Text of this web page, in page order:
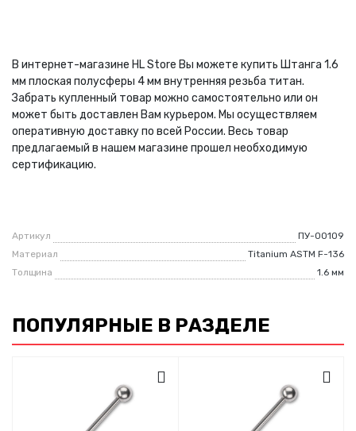
В интернет-магазине HL Store Вы можете купить Штанга 1.6
мм плоская полусферы 4 мм внутренняя резьба титан.
Забрать купленный товар можно самостоятельно или он
может быть доставлен Вам курьером. Мы осуществляем
оперативную доставку по всей России. Весь товар
предлагаемый в нашем магазине прошел необходимую
сертификацию.
Артикул
ПУ-00109
Материал
Titanium ASTM F-136
Толщина
1.6 мм
ПОПУЛЯРНЫЕ В РАЗДЕЛЕ